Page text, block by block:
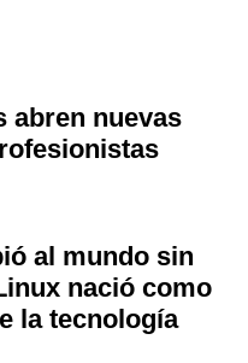
abren nuevas
al mundo sin
nació como
la tecnología